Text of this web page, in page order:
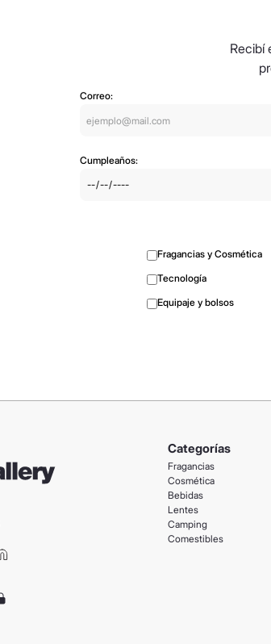
Recibí
Correo:
Cumpleaños:
Fragancias y Cosmética
Tecnología
Equipaje y bolsos
Categorías
Fragancias
Cosmética
Bebidas
Lentes
Camping
Comestibles